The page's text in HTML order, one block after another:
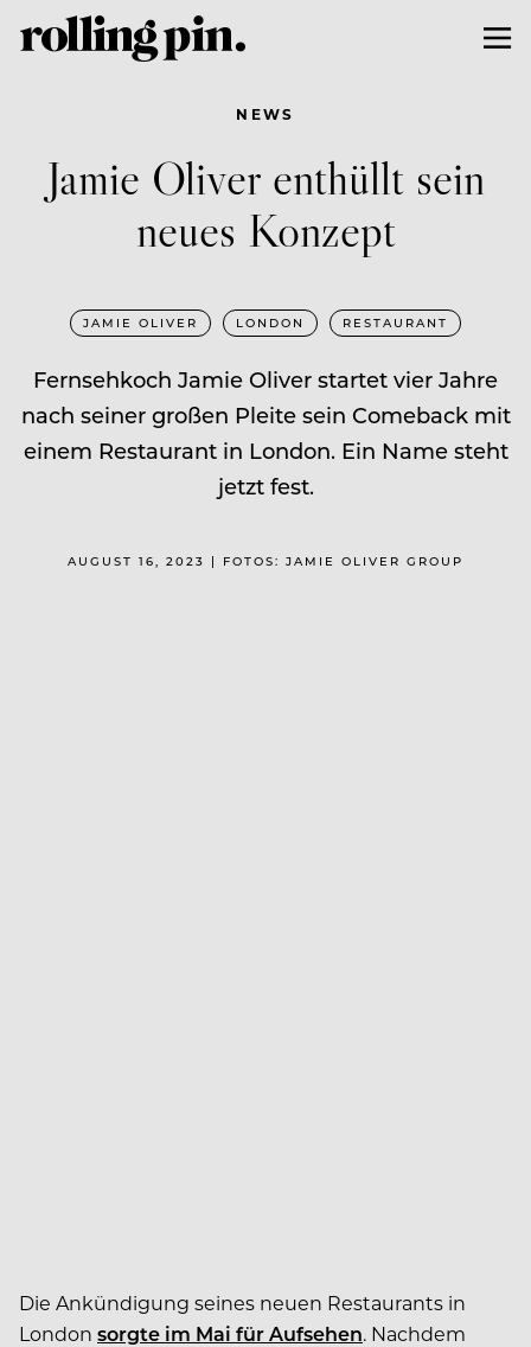
NEWS
Jamie Oliver enthüllt sein
neues Konzept
JAMIE OLIVER LONDON RESTAURANT
Fernsehkoch Jamie Oliver startet vier Jahre
nach seiner großen Pleite sein Comeback mit
einem Restaurant in London. Ein Name steht
jetzt fest.
AUGUST 16, 2023 | FOTOS: JAMIE OLIVER GROUP
Die Ankündigung seines neuen Restaurants in
London sorgte im Mai für Aufsehen. Nachdem